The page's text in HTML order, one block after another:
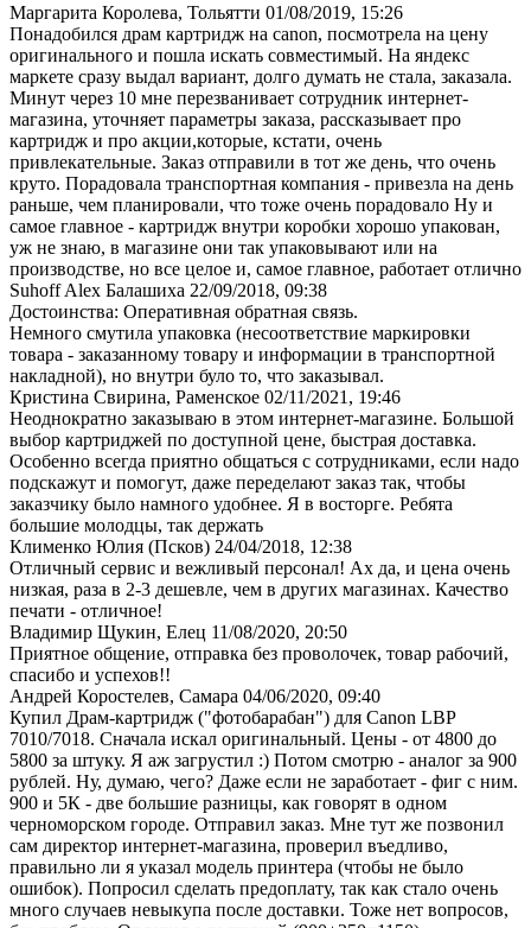
Маргарита Королева, Тольятти 01/08/2019, 15:26
Понадобился драм картридж на canon, посмотрела на цену
оригинального и пошла искать совместимый. На яндекс
маркете сразу выдал вариант, долго думать не стала, заказала.
Минут через 10 мне перезванивает сотрудник интернет-
магазина, уточняет параметры заказа, рассказывает про
картридж и про акции,которые, кстати, очень
привлекательные. Заказ отправили в тот же день, что очень
круто. Порадовала транспортная компания - привезла на день
раньше, чем планировали, что тоже очень порадовало Ну и
самое главное - картридж внутри коробки хорошо упакован,
уж не знаю, в магазине они так упаковывают или на
производстве, но все целое и, самое главное, работает отлично
Suhoff Alex Балашиха 22/09/2018, 09:38
Достоинства: Оперативная обратная связь.
Немного смутила упаковка (несоответствие маркировки
товара - заказанному товару и информации в транспортной
накладной), но внутри було то, что заказывал.
Кристина Свирина, Раменское 02/11/2021, 19:46
Неоднократно заказываю в этом интернет-магазине. Большой
выбор картриджей по доступной цене, быстрая доставка.
Особенно всегда приятно общаться с сотрудниками, если надо
подскажут и помогут, даже переделают заказ так, чтобы
заказчику было намного удобнее. Я в восторге. Ребята
большие молодцы, так держать
Клименко Юлия (Псков) 24/04/2018, 12:38
Отличный сервис и вежливый персонал! Ах да, и цена очень
низкая, раза в 2-3 дешевле, чем в других магазинах. Качество
печати - отличное!
Владимир Щукин, Елец 11/08/2020, 20:50
Приятное общение, отправка без проволочек, товар рабочий,
спасибо и успехов!!
Андрей Коростелев, Самара 04/06/2020, 09:40
Купил Драм-картридж ("фотобарабан") для Canon LBP
7010/7018. Сначала искал оригинальный. Цены - от 4800 до
5800 за штуку. Я аж загрустил :) Потом смотрю - аналог за 900
рублей. Ну, думаю, чего? Даже если не заработает - фиг с ним.
900 и 5К - две большие разницы, как говорят в одном
черноморском городе. Отправил заказ. Мне тут же позвонил
сам директор интернет-магазина, проверил въедливо,
правильно ли я указал модель принтера (чтобы не было
ошибок). Попросил сделать предоплату, так как стало очень
много случаев невыкупа после доставки. Тоже нет вопросов,